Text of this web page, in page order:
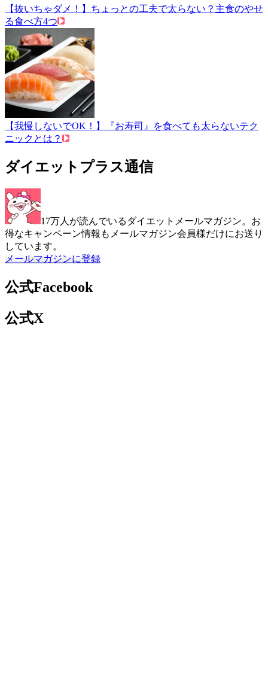
【抜いちゃダメ！】ちょっとの工夫で太らない？主食のやせ
る食べ方4つ
【我慢しないでOK！】『お寿司』を食べても太らないテク
ニックとは？
ダイエットプラス通信
17万人が読んでいるダイエットメールマガジン。お
得なキャンペーン情報もメールマガジン会員様だけにお送り
しています。
メールマガジンに登録
公式Facebook
公式X